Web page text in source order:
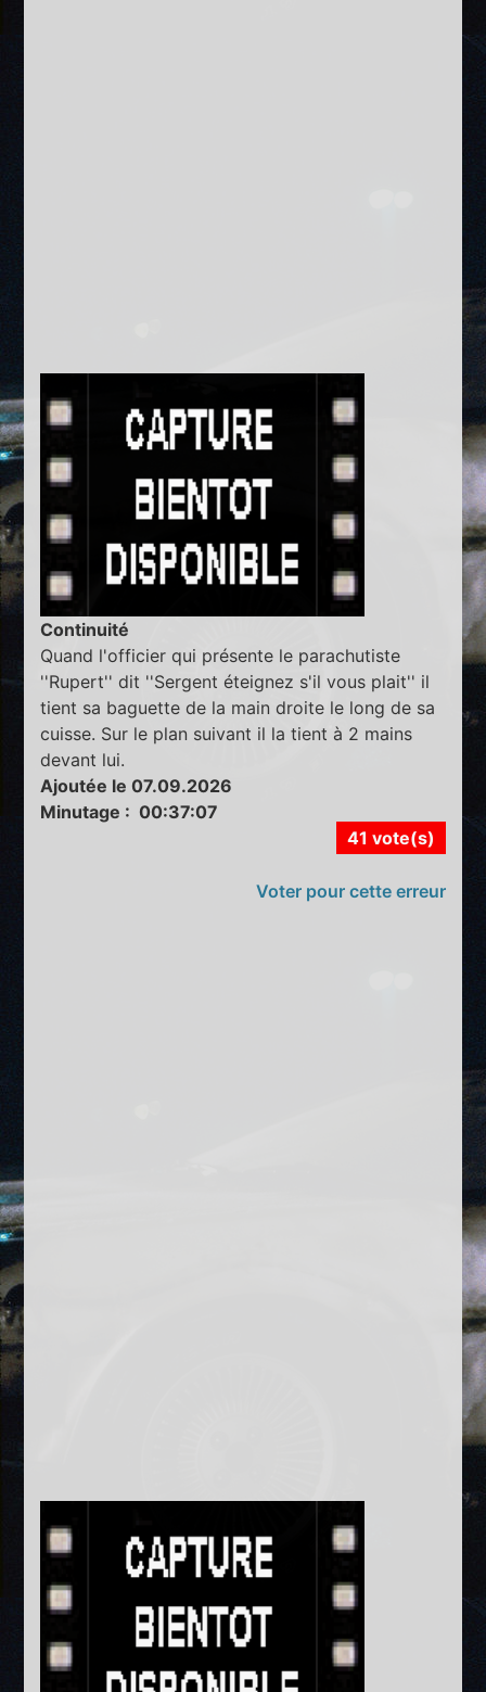
Continuité
Quand l'officier qui présente le parachutiste
''Rupert'' dit ''Sergent éteignez s'il vous plait'' il
tient sa baguette de la main droite le long de sa
cuisse. Sur le plan suivant il la tient à 2 mains
devant lui.
Ajoutée le 07.09.2026
Minutage : 00:37:07
41 vote(s)
Voter pour cette erreur